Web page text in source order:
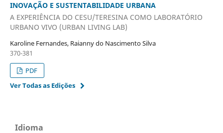
INOVAÇÃO E SUSTENTABILIDADE URBANA
A EXPERIÊNCIA DO CESU/TERESINA COMO LABORATÓRIO
URBANO VIVO (URBAN LIVING LAB)
Karoline Fernandes, Raianny do Nascimento Silva
370-381
PDF
Ver Todas as Edições
Idioma